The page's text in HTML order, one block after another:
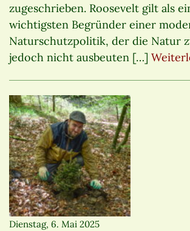
zugeschrieben. Roosevelt gilt als
wichtigsten Begründer einer
Naturschutzpolitik, der die Natur
jedoch nicht ausbeuten […]
Dienstag, 6. Mai 2025